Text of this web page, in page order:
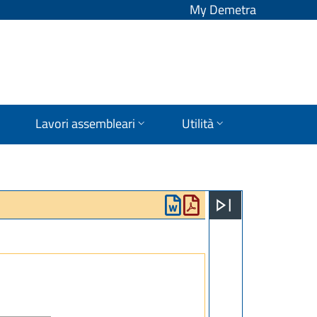
My Demetra
Lavori assembleari Utilità